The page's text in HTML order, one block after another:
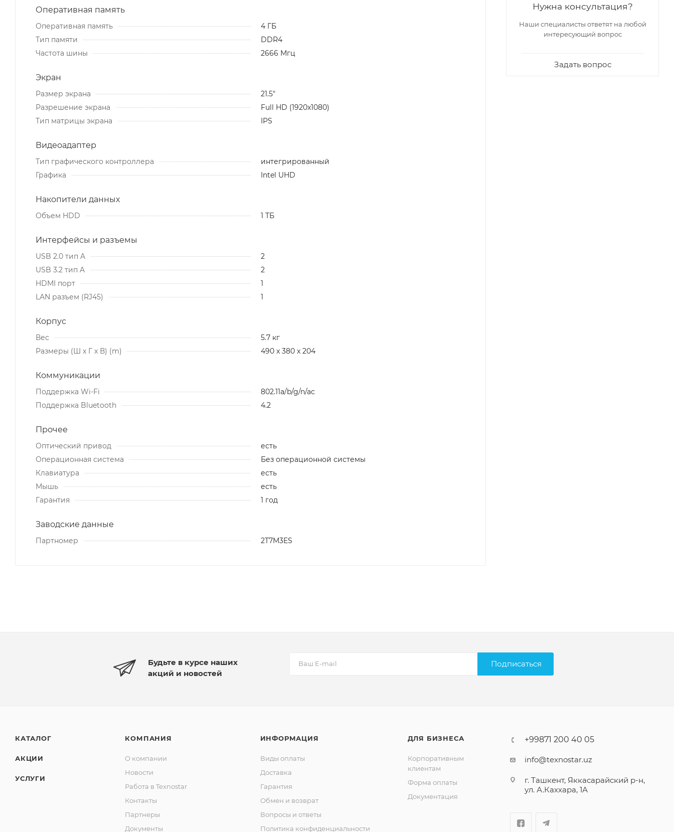
Оперативная память
Оперативная память
4 ГБ
Тип памяти
DDR4
Частота шины
2666 Мгц
Экран
Размер экрана
21.5"
Разрешение экрана
Full HD (1920x1080)
Тип матрицы экрана
IPS
Видеоадаптер
Тип графического контроллера
интегрированный
Графика
Intel UHD
Накопители данных
Объем HDD 1 ТБ
Интерфейсы и разъемы
USB 2.0 тип A
2
USB 3.2 тип A
2
HDMI порт
1
LAN разъем (RJ45)
1
Корпус
Вес
5.7 кг
Размеры (Ш х Г х В) (m)
490 x 380 x 204
Коммуникации
Поддержка Wi-Fi
802.11a/b/g/n/ac
Поддержка Bluetooth
4.2
Прочее
Оптический привод
есть
Операционная система
Без операционной системы
Клавиатура
есть
Мышь
есть
Гарантия
1 год
Заводские данные
Партномер 2T7M3ES
Нужна консультация?
Наши специалисты ответят на любой
интересующий вопрос
Задать вопрос
Будьте в курсе наших
акций и новостей
Подписаться
КАТАЛОГ
АКЦИИ
УСЛУГИ
КОМПАНИЯ
О компании
Новости
Работа в Texnostar
Контакты
Партнеры
Документы
ИНФОРМАЦИЯ
Виды оплаты
Доставка
Гарантия
Обмен и возврат
Вопросы и ответы
Политика конфиденциальности
ДЛЯ БИЗНЕСА
Корпоративным
клиентам
Форма оплаты
Документация
+99871 200 40 05
info@texnostar.uz
г. Ташкент, Яккасарайский р-н,
ул. А.Каххара, 1А